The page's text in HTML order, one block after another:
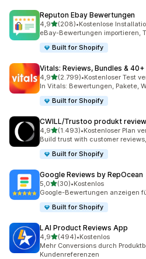
Reputon Ebay Bewertungen
4,9von 5 Sternen
(208)
208 Rezensionen insgesamt
•Kostenlose
eBay-Bewertungen importieren,
Built for Shopify
Vitals: Reviews, Bundles & 40+
4,9von 5 Sternen
(2.799)
2799 Rezensionen insgesamt
•Kostenloser Test
In Vitals: Bewertungen, Pakete,
Built for Shopify
CWILL/Trustoo produkt
4,9von 5 Sternen
(1.493)
1493 Rezensionen insgesamt
•Kostenloser Plan
Build trust with customer
Built for Shopify
Google Reviews by RepOcean
5,0von 5 Sternen
(30)
30 Rezensionen insgesamt
•Kostenlos
Google-Bewertungen anzeigen
Built for Shopify
LAI Product Reviews App
4,9von 5 Sternen
(494)
494 Rezensionen insgesamt
•Kostenlos
Mehr Conversions durch
Kundenreferenzen